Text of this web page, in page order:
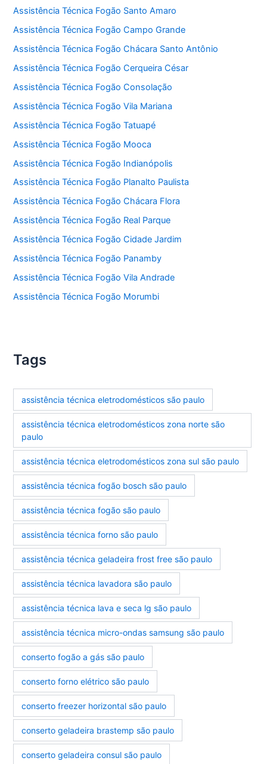
Assistência Técnica Fogão Santo Amaro
Assistência Técnica Fogão Campo Grande
Assistência Técnica Fogão Chácara Santo Antônio
Assistência Técnica Fogão Cerqueira César
Assistência Técnica Fogão Consolação
Assistência Técnica Fogão Vila Mariana
Assistência Técnica Fogão Tatuapé
Assistência Técnica Fogão Mooca
Assistência Técnica Fogão Indianópolis
Assistência Técnica Fogão Planalto Paulista
Assistência Técnica Fogão Chácara Flora
Assistência Técnica Fogão Real Parque
Assistência Técnica Fogão Cidade Jardim
Assistência Técnica Fogão Panamby
Assistência Técnica Fogão Vila Andrade
Assistência Técnica Fogão Morumbi
Tags
assistência técnica eletrodomésticos são paulo
assistência técnica eletrodomésticos zona norte são
paulo
assistência técnica eletrodomésticos zona sul são paulo
assistência técnica fogão bosch são paulo
assistência técnica fogão são paulo
assistência técnica forno são paulo
assistência técnica geladeira frost free são paulo
assistência técnica lavadora são paulo
assistência técnica lava e seca lg são paulo
assistência técnica micro-ondas samsung são paulo
conserto fogão a gás são paulo
conserto forno elétrico são paulo
conserto freezer horizontal são paulo
conserto geladeira brastemp são paulo
conserto geladeira consul são paulo